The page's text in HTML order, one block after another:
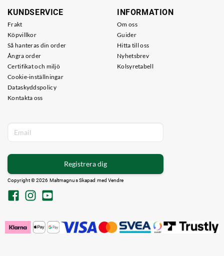
KUNDSERVICE
Frakt
Köpvillkor
Så hanteras din order
Ångra order
Certifikat och miljö
Cookie-inställningar
Dataskyddspolicy
Kontakta oss
INFORMATION
Om oss
Guider
Hitta till oss
Nyhetsbrev
Kolsyretabell
Registrera dig
Copyright © 2026 Maltmagnus Skapad med Vendre